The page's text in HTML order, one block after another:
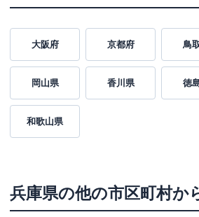
大阪府 京都府 鳥
岡山県 香川県 徳
和歌山県
兵庫県の他の市区町村か